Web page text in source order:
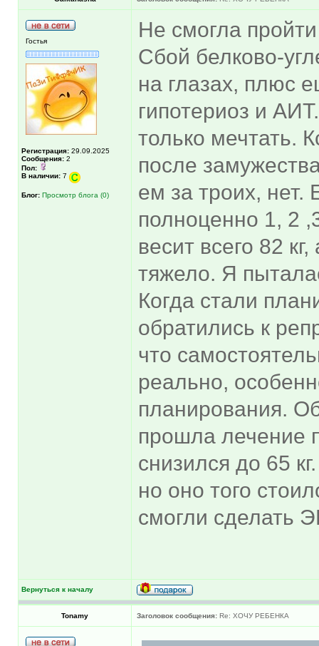
Гостья
Регистрация: 29.09.2025
Сообщения: 2
Пол:
В наличии: 7
Блог: Просмотр блога (0)
Не смогла
Сбой белково-
на глазах, плюс
гипотериоз и
только мечтать.
после
ем за троих, нет.
полноценно 1, 2
весит всего 82
тяжело. Я
Когда стали
обратились к
что
реально,
планирования.
прошла лечение
снизился до 65
но оно того
смогли сделать
Вернуться к началу
Tonamy Заголовок сообщения: Re: ХОЧУ РЕБЕНКА